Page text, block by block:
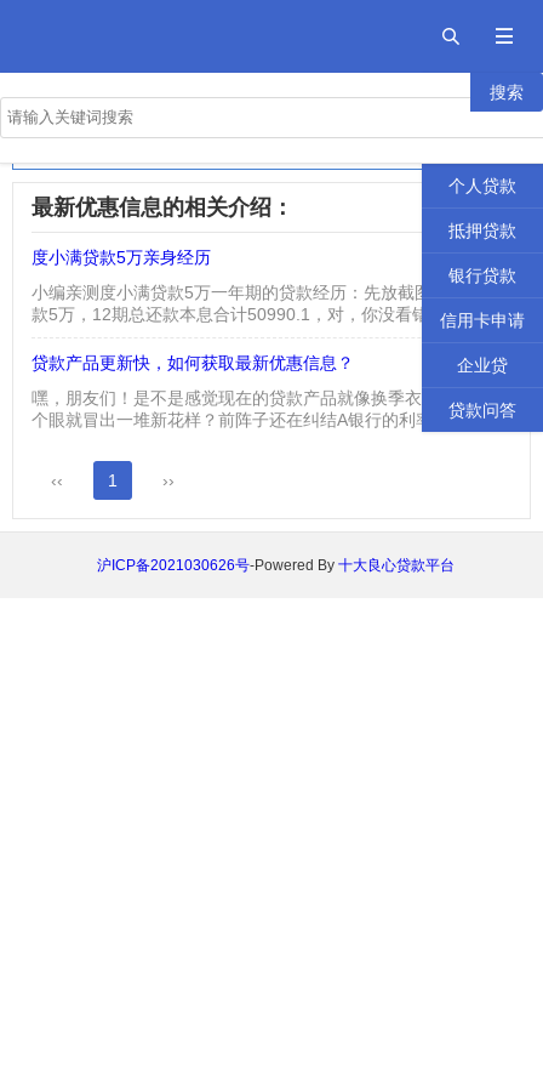


首页
贷款攻略
个人贷款
抵押贷款
银行贷款
信用卡申请
企业贷
贷款问答
搜索
2026年十大良心贷款平台
正规网贷前十名的排行榜
最新优惠信息的相关介绍：
度小满贷款5万亲身经历
小编亲测度小满贷款5万一年期的贷款经历：先放截图吧： 总借
款5万，12期总还款本息合计50990.1，对，你没看错，就是本
息加起来一共50990.1，相当于利息一共是990.1元。 在网上看
到有人说被坑了，利息高之类的话，小编在此要说一下了，在你
借出来之前，也就是在你贷款提现之前，这个还款计划表会出来
的，每个人的利息是不一样的，如果高了完全可以选...
2026-03-19
贷款产品更新快，如何获取最新优惠信息？
嘿，朋友们！是不是感觉现在的贷款产品就像换季衣服似的，眨
个眼就冒出一堆新花样？前阵子还在纠结A银行的利率，这礼拜B
唠怎么在这波"产品更新潮"里稳稳抓住实用信息，让钱包少受罪~
一、官方渠道：信息源头得抓牢说到靠谱，还得是人家自家平
APP推送别忽略：手机里装几个常用银行APP，把通...
‹‹ 1 ››
沪ICP备2021030626号-Powered By 十大良心贷款平台